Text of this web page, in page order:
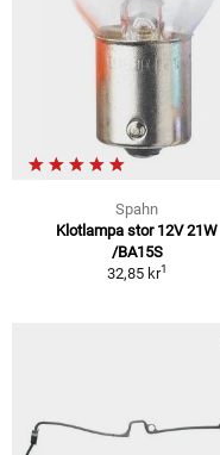
Spahn
Klotlampa stor 12V 21W
/BA15S
32,85 kr1